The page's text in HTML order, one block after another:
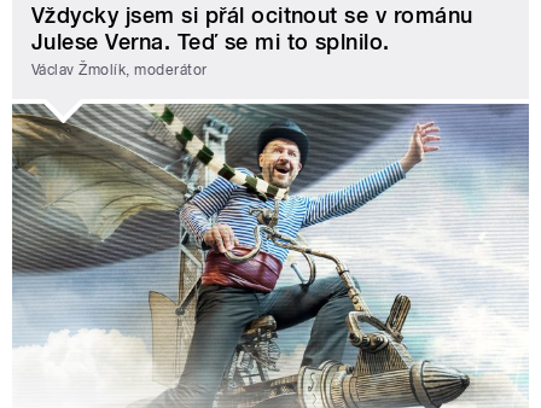
Vždycky jsem si přál ocitnout se v románu
Julese Verna. Teď se mi to splnilo.
Václav Žmolík, moderátor